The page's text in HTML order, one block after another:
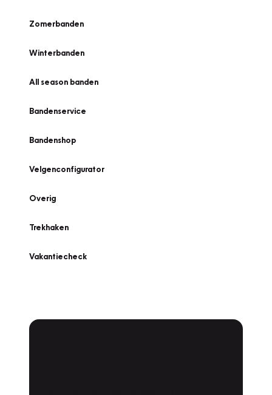
Zomerbanden
Winterbanden
All season banden
Bandenservice
Bandenshop
Velgenconfigurator
Overig
Trekhaken
Vakantiecheck